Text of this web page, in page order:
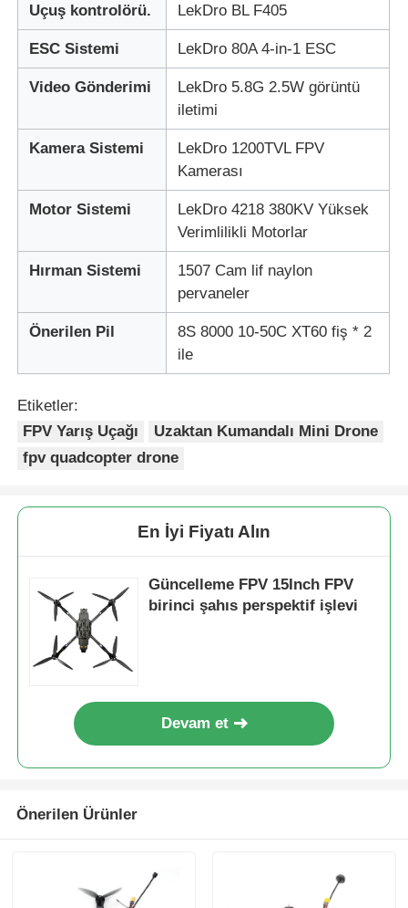
Uçuş kontrolörü. LekDro BL F405
ESC Sistemi LekDro 80A 4-in-1 ESC
Video Gönderimi
LekDro 5.8G 2.5W görüntü
iletimi
Kamera Sistemi
LekDro 1200TVL FPV
Kamerası
Motor Sistemi
LekDro 4218 380KV Yüksek
Verimlilikli Motorlar
Hırman Sistemi
1507 Cam lif naylon
pervaneler
Önerilen Pil
8S 8000 10-50C XT60 fiş * 2
ile
Etiketler:
FPV Yarış Uçağı
Uzaktan Kumandalı Mini Drone
fpv quadcopter drone
En İyi Fiyatı Alın
Güncelleme FPV 15Inch FPV
birinci şahıs perspektif işlevi
Devam et
Önerilen Ürünler